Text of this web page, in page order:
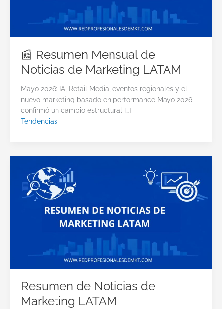
📰 Resumen Mensual de
Noticias de Marketing LATAM
Mayo 2026: IA, Retail Media, eventos regionales y el
nuevo marketing basado en performance Mayo 2026
confirmó un cambio estructural […]
Tendencias
Resumen de Noticias de
Marketing LATAM